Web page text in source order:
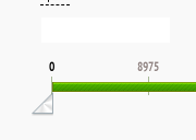
0 8975